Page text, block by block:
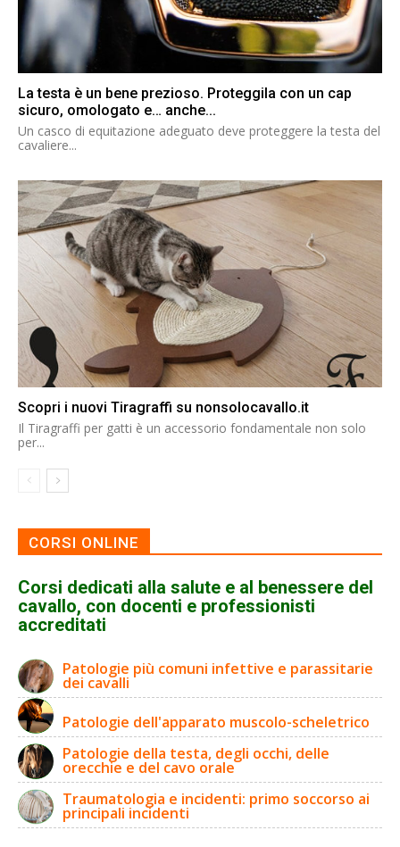
La testa è un bene prezioso. Proteggila con un cap
sicuro, omologato e… anche...
Un casco di equitazione adeguato deve proteggere la testa del
cavaliere...
Scopri i nuovi Tiragraffi su nonsolocavallo.it
Il Tiragraffi per gatti è un accessorio fondamentale non solo
per...
CORSI ONLINE
Corsi dedicati alla salute e al benessere del
cavallo, con docenti e professionisti
accreditati
Patologie più comuni infettive e parassitarie
dei cavalli
Patologie dell'apparato muscolo-scheletrico
Patologie della testa, degli occhi, delle
orecchie e del cavo orale
Traumatologia e incidenti: primo soccorso ai
principali incidenti